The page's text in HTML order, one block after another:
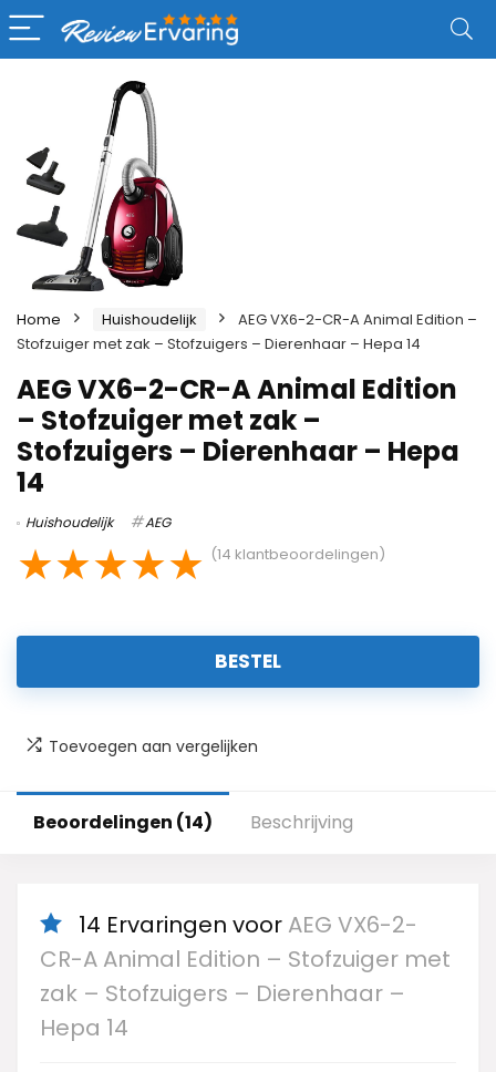
Home Huishoudelijk
AEG VX6-2-CR-A Animal Edition –
Stofzuiger met zak – Stofzuigers – Dierenhaar – Hepa 14
AEG VX6-2-CR-A Animal Edition
– Stofzuiger met zak –
Stofzuigers – Dierenhaar – Hepa
14
Huishoudelijk AEG
★★★★★ (14 klantbeoordelingen)
BESTEL
Toevoegen aan vergelijken
Beoordelingen (14) Beschrijving
14 Ervaringen voor AEG VX6-2-
CR-A Animal Edition – Stofzuiger met
zak – Stofzuigers – Dierenhaar –
Hepa 14